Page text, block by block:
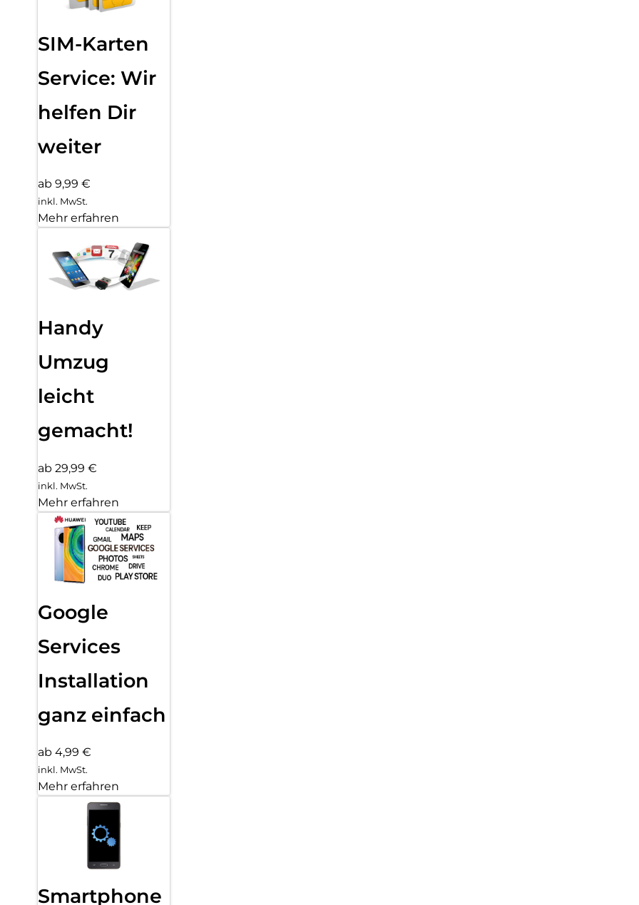
SIM-Karten
Service: Wir
helfen Dir
weiter
ab 9,99 €
inkl. MwSt.
Mehr erfahren
Handy
Umzug
leicht
gemacht!
ab 29,99 €
inkl. MwSt.
Mehr erfahren
Google
Services
Installation
ganz einfach
ab 4,99 €
inkl. MwSt.
Mehr erfahren
Smartphone